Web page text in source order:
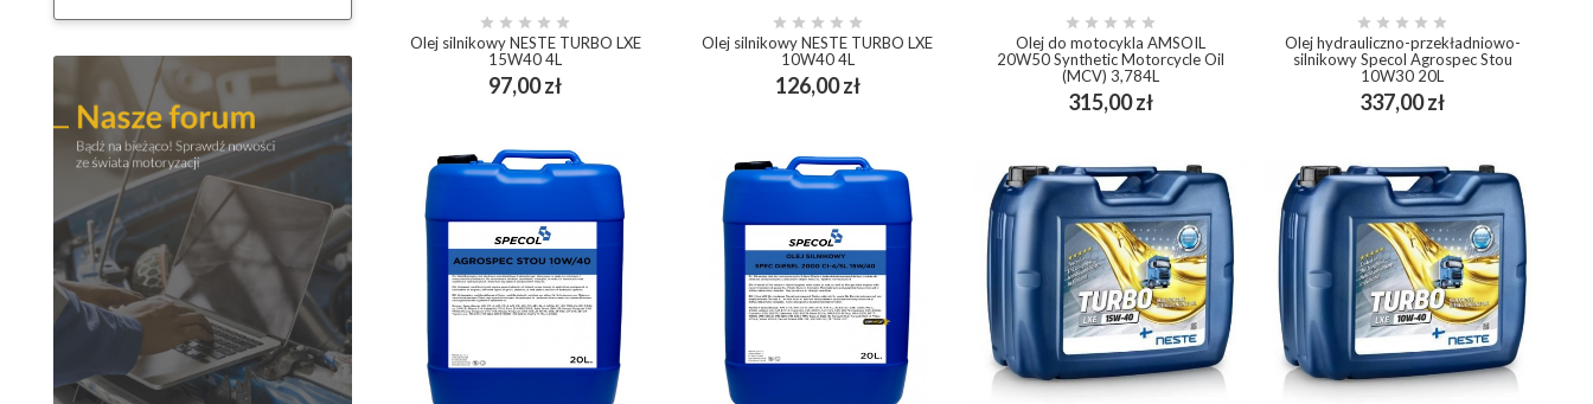
    
Olej silnikowy NESTE TURBO LXE
15W40 4L
97,00 złCena
add_shopping_cart
    
Olej silnikowy NESTE TURBO LXE
10W40 4L
126,00 złCena
add_shopping_cart
    
Olej do motocykla AMSOIL
20W50 Synthetic Motorcycle Oil
(MCV) 3,784L
315,00 złCena
add_shopping_cart
    
Olej hydrauliczno-przekładniowo-
silnikowy Specol Agrospec Stou
10W30 20L
337,00 złCena
add_shopping_cart